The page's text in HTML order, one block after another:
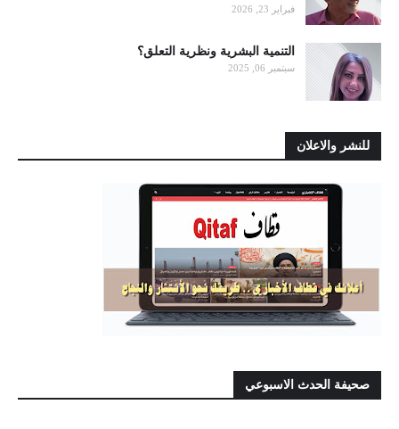
فبراير 23, 2026
التنمية البشرية ونظرية التعلق؟
سبتمبر 06, 2025
للنشر والاعلان
صحيفة الحدث الاسبوعي